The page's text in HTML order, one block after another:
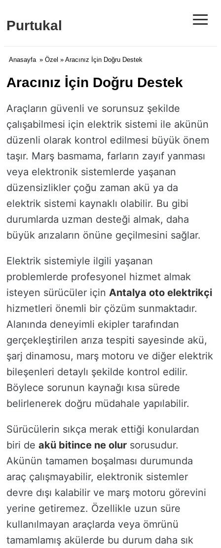
Purtukal ≡
Anasayfa » Özel » Aracınız İçin Doğru Destek
Aracınız İçin Doğru Destek
Araçların güvenli ve sorunsuz şekilde
çalışabilmesi için elektrik sistemi ile akünün
düzenli olarak kontrol edilmesi büyük önem
taşır. Marş basmama, farların zayıf yanması
veya elektronik sistemlerde yaşanan
düzensizlikler çoğu zaman akü ya da
elektrik sistemi kaynaklı olabilir. Bu gibi
durumlarda uzman desteği almak, daha
büyük arızaların önüne geçilmesini sağlar.
Elektrik sistemiyle ilgili yaşanan
problemlerde profesyonel hizmet almak
isteyen sürücüler için Antalya oto elektrikçi
hizmetleri önemli bir çözüm sunmaktadır.
Alanında deneyimli ekipler tarafından
gerçekleştirilen arıza tespiti sayesinde akü,
şarj dinamosu, marş motoru ve diğer elektrik
bileşenleri detaylı şekilde kontrol edilir.
Böylece sorunun kaynağı kısa sürede
belirlenerek doğru müdahale yapılabilir.
Sürücülerin sıkça merak ettiği konulardan
biri de akü bitince ne olur sorusudur.
Akünün tamamen boşalması durumunda
araç çalışmayabilir, elektronik sistemler
devre dışı kalabilir ve marş motoru görevini
yerine getiremez. Özellikle uzun süre
kullanılmayan araçlarda veya ömrünü
tamamlamış akülerde bu durum daha sık